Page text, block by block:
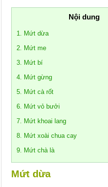
Nội dung
1. Mứt dừa
2. Mứt me
3. Mứt bí
4. Mứt gừng
5. Mứt cà rốt
6. Mứt vỏ bưởi
7. Mứt khoai lang
8. Mứt xoài chua cay
9. Mứt chà là
Mứt dừa